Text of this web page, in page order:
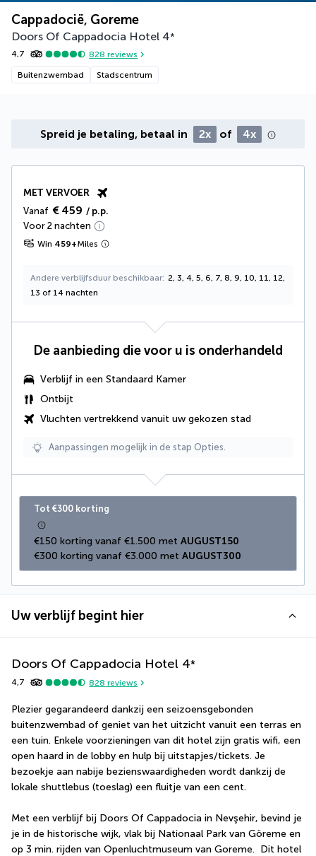
Cappadocië, Goreme
Doors Of Cappadocia Hotel 4*
4,7 828 reviews
Buitenzwembad Stadscentrum
Spreid je betaling, betaal in 2x of 4x
MET VERVOER
Vanaf € 459 / p.p.
Voor 2 nachten
Win 459+Miles
Andere verblijfsduur beschikbaar 2, 3, 4, 5, 6, 7, 8, 9, 10, 11, 12,
13 of 14 nachten
De aanbieding die voor u is onderhandeld
Verblijf in een Standaard Kamer
Ontbijt
Vluchten vertrekkend vanuit uw gekozen stad
Aanpassingen mogelijk in de stap Opties.
Tot €300 korting
€150 korting vanaf €1.500 met AUGUST150
€300 korting vanaf €3.000 met AUGUST300
Uw verblijf begint hier
Doors Of Cappadocia Hotel 4*
4,7 828 reviews
Plezier gegarandeerd dankzij een seizoensgebonden
buitenzwembad of geniet van het uitzicht vanuit een terras en
een tuin. Enkele voorzieningen van dit hotel zijn gratis wifi, een
open haard in de lobby en hulp bij uitstapjes/tickets. Je
bezoekje aan nabije bezienswaardigheden wordt dankzij de
lokale shuttlebus (toeslag) een fluitje van een cent.
Met een verblijf bij Doors Of Cappadocia in Nevşehir, bevind je
je in de historische wijk, vlak bij Nationaal Park van Göreme en
op 3 min. rijden van Openluchtmuseum van Goreme.  Dit hotel